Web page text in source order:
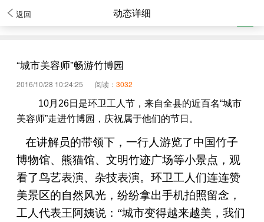
返回 动态详细
“城市美容师”畅游竹博园
2016/10/28 10:24:25 阅读：3032
10月 26日是环卫工人节，来自全县的近百名“城市
美容师”走进竹博园，庆祝属于他们的节日。
在讲解员的带领下，一行人游览了中国竹子
博物馆、熊猫馆、文明竹迹广场等小景点，观
看了鸟艺表演、杂技表演。环卫工人们连连赞
美景区的自然风光，纷纷拿出手机拍照留念，
工人代表王阿姨说：“城市变得越来越美，我们